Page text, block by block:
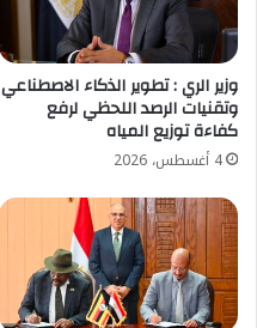
وزير الري : تطوير الذكاء الاصطناعي
وتقنيات الرصد اللحظي لرفع
كفاءة توزيع المياه
4 أغسطس، 2026